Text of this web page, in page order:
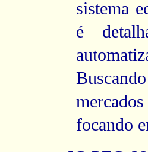
sistema
é
focando